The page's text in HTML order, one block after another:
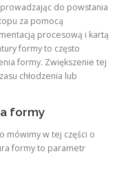
do powstania
za pomocą
procesową i kartą
formy to często
formy. Zwiększenie tej
chłodzenia lub
formy
mówimy w tej części o
formy to parametr